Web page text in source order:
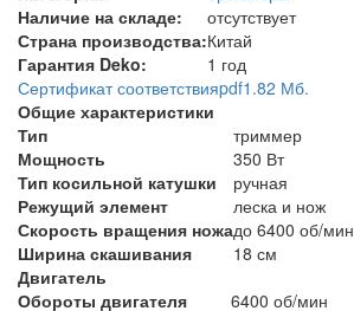
Наличие на складе:
отсутствует
Страна производства:Китай
Гарантия Deko:
1 год
Сертификат соответствияpdf1.82 Мб.
Общие характеристики
Тип
триммер
Мощность
350 Вт
Тип косильной катушки
ручная
Режущий элемент
леска и нож
Скорость вращения ножадо 6400 об/мин
Ширина скашивания
18 см
Двигатель
Обороты двигателя
6400 об/мин